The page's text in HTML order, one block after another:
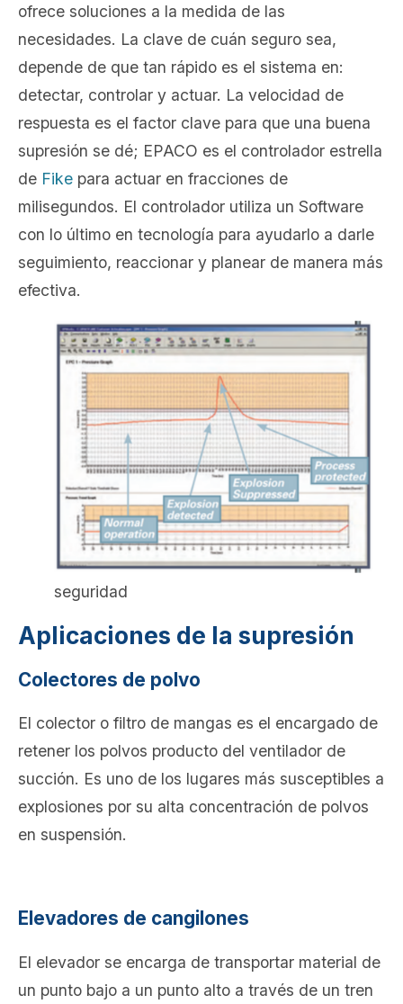
ofrece soluciones a la medida de las
necesidades. La clave de cuán seguro sea,
depende de que tan rápido es el sistema en:
detectar, controlar y actuar. La velocidad de
respuesta es el factor clave para que una buena
supresión se dé; EPACO es el controlador estrella
de Fike para actuar en fracciones de
milisegundos. El controlador utiliza un Software
con lo último en tecnología para ayudarlo a darle
seguimiento, reaccionar y planear de manera más
efectiva.
seguridad
Aplicaciones de la supresión
Colectores de polvo
El colector o filtro de mangas es el encargado de
retener los polvos producto del ventilador de
succión. Es uno de los lugares más susceptibles a
explosiones por su alta concentración de polvos
en suspensión.
Elevadores de cangilones
El elevador se encarga de transportar material de
un punto bajo a un punto alto a través de un tren